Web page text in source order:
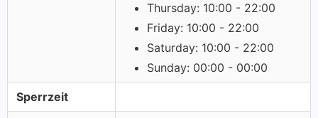
Thursday: 10:00 - 22:00
Friday: 10:00 - 22:00
Saturday: 10:00 - 22:00
Sunday: 00:00 - 00:00
Sperrzeit